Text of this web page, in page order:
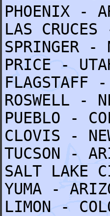
PHOENIX -
LAS CRUCES
SPRINGER -
PRICE -
FLAGSTAFF
ROSWELL -
PUEBLO -
CLOVIS -
TUCSON -
SALT LAKE
YUMA -
LIMON -